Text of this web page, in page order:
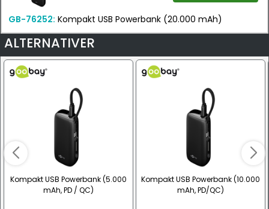
GB-76252: Kompakt USB Powerbank (20.000 mAh)
ALTERNATIVER
Kompakt USB Powerbank (5.000
mAh, PD / QC)
Kompakt USB Powerbank (10.000
mAh, PD/QC)